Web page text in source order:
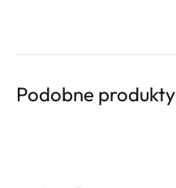
Podobne produkty